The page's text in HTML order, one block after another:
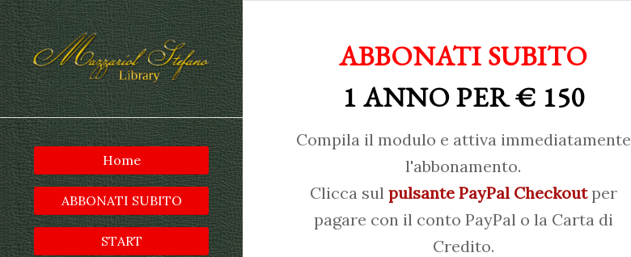
Home
ABBONATI SUBITO
START
ABBONATI SUBITO
1 ANNO PER € 150
Compila il modulo e attiva immediatamente
l'abbonamento.
Clicca sul pulsante PayPal Checkoutper
pagare con il conto PayPal o la Carta di
Credito.